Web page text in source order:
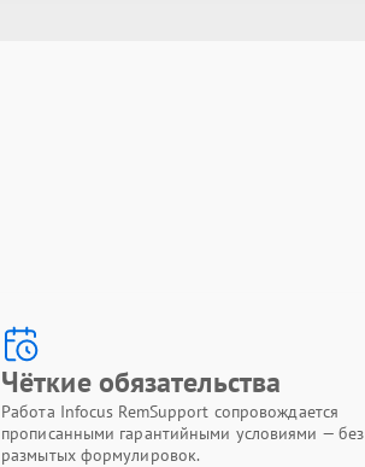
Чёткие обязательства
Работа Infocus RemSupport сопровождается
прописанными гарантийными условиями — без
размытых формулировок.